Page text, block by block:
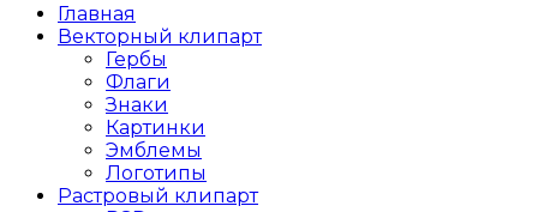
Главная
Векторный клипарт
Гербы
Флаги
Знаки
Картинки
Эмблемы
Логотипы
Растровый клипарт